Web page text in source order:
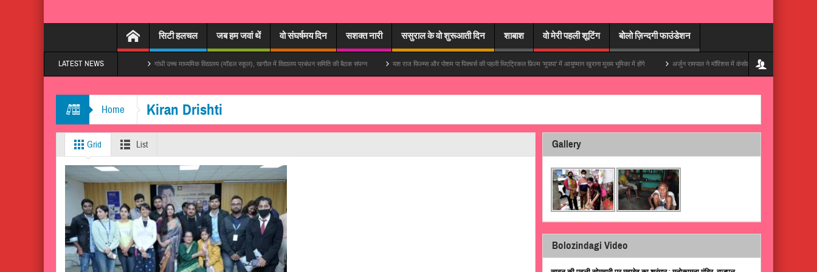
सिटी हलचल जब हम जवां थें वो संघर्षमय दिन सशक्त नारी ससुराल के वो शुरूआती दिन शाबाश वो मेरी पहली शूटिंग बोलो ज़िन्दगी फाउंडेशन
LATEST NEWS
बनारस बना दs’, तेजी से हो रहा वायरल गांधी उच्च माध्यमिक विद्यालय (मॉडल स्कूल), खगौल में विद्यालय प्रबंधन समिति की बैठक संपन्न यश राज फिल्म्स और पोशम पा पिक्चर्स की पहली थिएट्रिकल फ़िल्म ‘मुपापा’ में आयुष्मान खुराना मुख्य भूमिका में होंगे अर्जुन रामपाल ने मॉरिशस में कंसोल संभाला, अपनी ट्रिप की एक ज़बरदस्त
Home Kiran Drishti
Grid List Gallery
Bolozindagi Video